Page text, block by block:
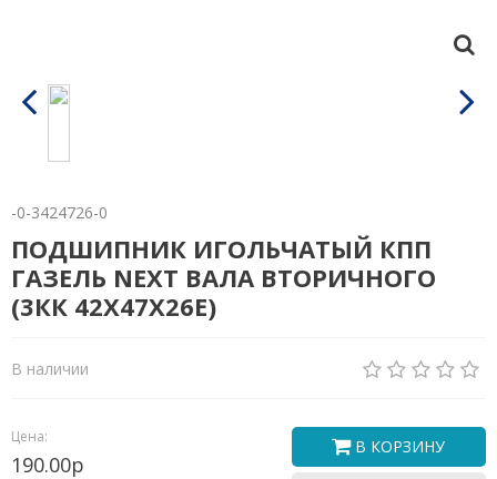
-0-3424726-0
ПОДШИПНИК ИГОЛЬЧАТЫЙ КПП
ГАЗЕЛЬ NEXT ВАЛА ВТОРИЧНОГО
(3КК 42Х47Х26Е)
В наличии
Цена:
190.00р
В КОРЗИНУ